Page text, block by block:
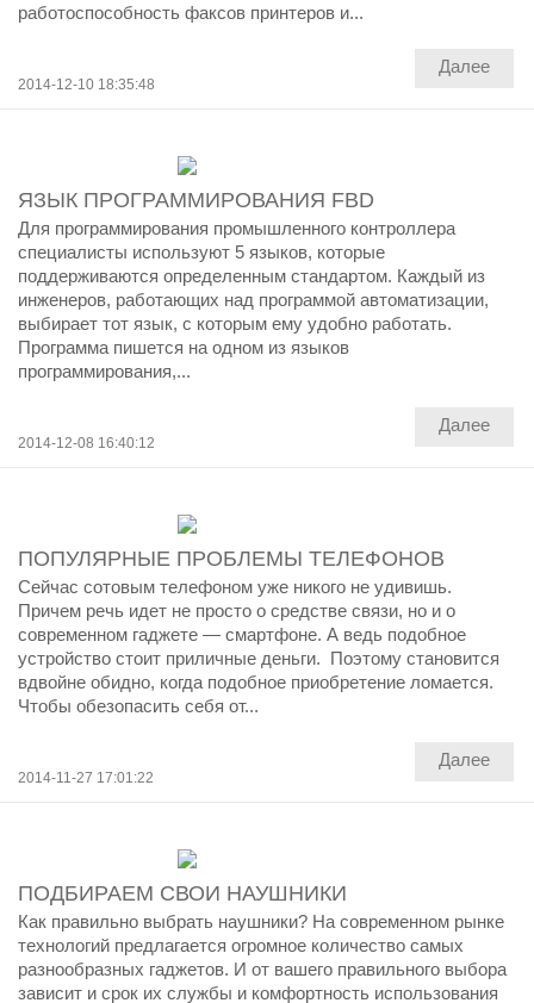
работоспособность факсов принтеров и...
2014-12-10 18:35:48
Далее
ЯЗЫК ПРОГРАММИРОВАНИЯ FBD
Для программирования промышленного контроллера
специалисты используют 5 языков, которые
поддерживаются определенным стандартом. Каждый из
инженеров, работающих над программой автоматизации,
выбирает тот язык, с которым ему удобно работать.
Программа пишется на одном из языков
программирования,...
2014-12-08 16:40:12
Далее
ПОПУЛЯРНЫЕ ПРОБЛЕМЫ ТЕЛЕФОНОВ
Сейчас сотовым телефоном уже никого не удивишь.
Причем речь идет не просто о средстве связи, но и о
современном гаджете — смартфоне. А ведь подобное
устройство стоит приличные деньги. Поэтому становится
вдвойне обидно, когда подобное приобретение ломается.
Чтобы обезопасить себя от...
2014-11-27 17:01:22
Далее
ПОДБИРАЕМ СВОИ НАУШНИКИ
Как правильно выбрать наушники? На современном рынке
технологий предлагается огромное количество самых
разнообразных гаджетов. И от вашего правильного выбора
зависит и срок их службы и комфортность использования